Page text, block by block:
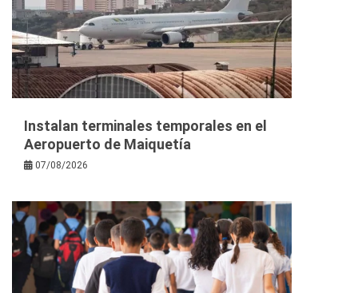
Instalan terminales temporales en el
Aeropuerto de Maiquetía
07/08/2026